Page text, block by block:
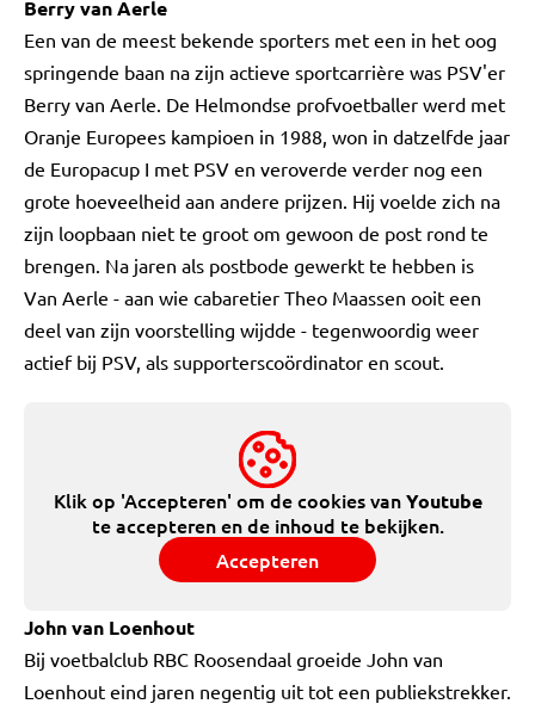
Berry van Aerle
Een van de meest bekende sporters met een in het oog
springende baan na zijn actieve sportcarrière was PSV'er
Berry van Aerle. De Helmondse profvoetballer werd met
Oranje Europees kampioen in 1988, won in datzelfde jaar
de Europacup I met PSV en veroverde verder nog een
grote hoeveelheid aan andere prijzen. Hij voelde zich na
zijn loopbaan niet te groot om gewoon de post rond te
brengen. Na jaren als postbode gewerkt te hebben is
Van Aerle - aan wie cabaretier Theo Maassen ooit een
deel van zijn voorstelling wijdde - tegenwoordig weer
actief bij PSV, als supporterscoördinator en scout.
Klik op 'Accepteren' om de cookies vanYoutube
te accepteren en de inhoud te bekijken.
Accepteren
John van Loenhout
Bij voetbalclub RBC Roosendaal groeide John van
Loenhout eind jaren negentig uit tot een publiekstrekker.